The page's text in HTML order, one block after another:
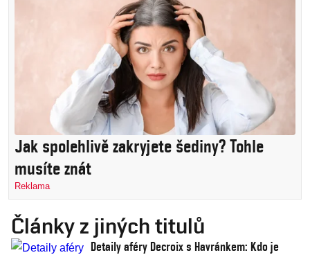
Jak spolehlivě zakryjete šediny? Tohle
musíte znát
Reklama
Články z jiných titulů
Detaily aféry Decroix s Havránkem: Kdo je